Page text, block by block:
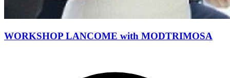
WORKSHOP LANCOME with MODTRIMOSA